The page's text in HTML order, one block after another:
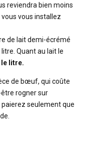
reviendra bien moins
vous vous installez
de lait demi-écrémé
Quant au lait le
litre.
de bœuf, qui coûte
rogner sur
paierez seulement que